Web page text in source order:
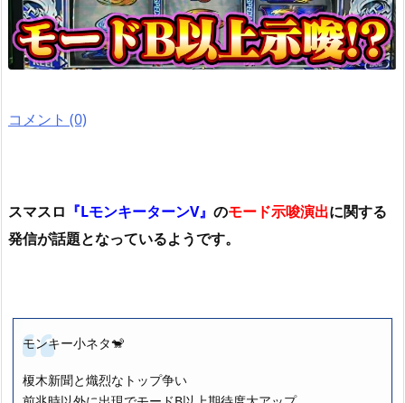
コメント (0)
スマスロ 『LモンキーターンV』 のモード示唆演出に関する
発信が話題となっているようです。
モンキー小ネタ🐒
榎木新聞と熾烈なトップ争い